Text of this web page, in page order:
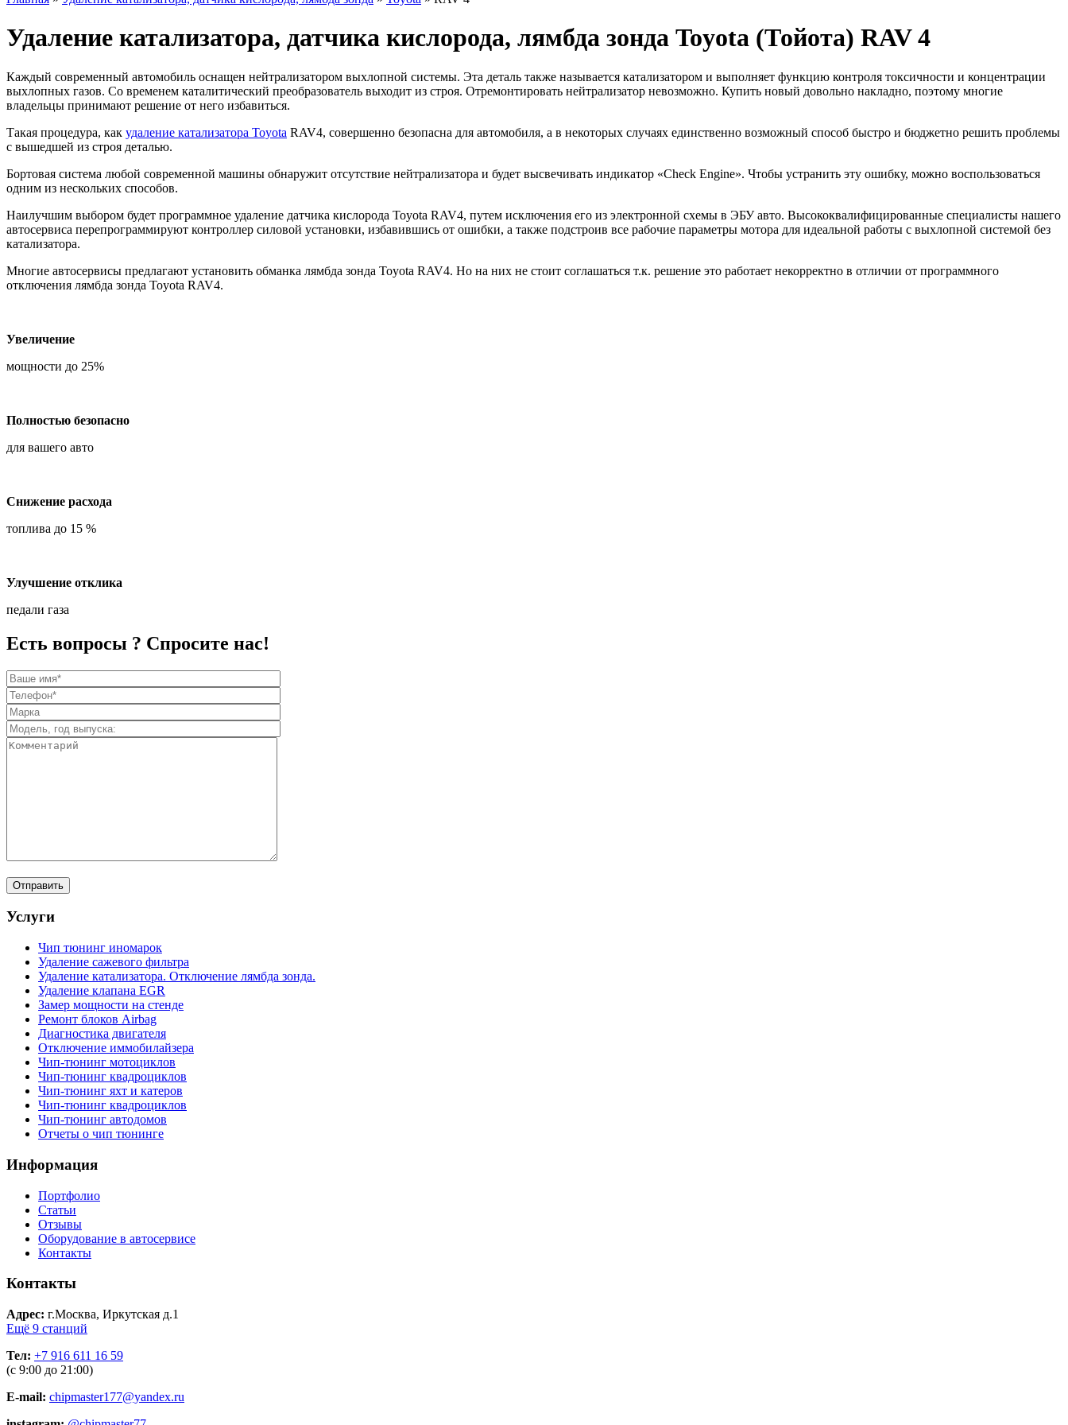
Удаление катализатора, датчика кислорода, лямбда зонда Toyota (Тойота) RAV 4
Каждый современный автомобиль оснащен нейтрализатором выхлопной системы. Эта деталь также называется катализатором и выполняет функцию контроля токсичности и концентрации
выхлопных газов. Со временем каталитический преобразователь выходит из строя. Отремонтировать нейтрализатор невозможно. Купить новый довольно накладно, поэтому многие
владельцы принимают решение от него избавиться.
Такая процедура, как удаление катализатора Toyota RAV4, совершенно безопасна для автомобиля, а в некоторых случаях единственно возможный способ быстро и бюджетно решить проблемы
с вышедшей из строя деталью.
Бортовая система любой современной машины обнаружит отсутствие нейтрализатора и будет высвечивать индикатор «Check Engine». Чтобы устранить эту ошибку, можно воспользоваться
одним из нескольких способов.
Наилучшим выбором будет программное удаление датчика кислорода Toyota RAV4, путем исключения его из электронной схемы в ЭБУ авто. Высококвалифицированные специалисты нашего
автосервиса перепрограммируют контроллер силовой установки, избавившись от ошибки, а также подстроив все рабочие параметры мотора для идеальной работы с выхлопной системой без
катализатора.
Многие автосервисы предлагают установить обманка лямбда зонда Toyota RAV4. Но на них не стоит соглашаться т.к. решение это работает некорректно в отличии от программного
отключения лямбда зонда Toyota RAV4.
Увеличение
мощности до 25%
Полностью безопасно
для вашего авто
Снижение расхода
топлива до 15 %
Улучшение отклика
педали газа
Есть вопросы ? Спросите нас!
Услуги
Чип тюнинг иномарок
Удаление сажевого фильтра
Удаление катализатора. Отключение лямбда зонда.
Удаление клапана EGR
Замер мощности на стенде
Ремонт блоков Airbag
Диагностика двигателя
Отключение иммобилайзера
Чип-тюнинг мотоциклов
Чип-тюнинг квадроциклов
Чип-тюнинг яхт и катеров
Чип-тюнинг квадроциклов
Чип-тюнинг автодомов
Отчеты о чип тюнинге
Информация
Портфолио
Статьи
Отзывы
Оборудование в автосервисе
Контакты
Контакты
Адрес: г.Москва, Иркутская д.1
Ещё 9 станций
Тел: +7 916 611 16 59
(с 9:00 до 21:00)
E-mail: chipmaster177@yandex.ru